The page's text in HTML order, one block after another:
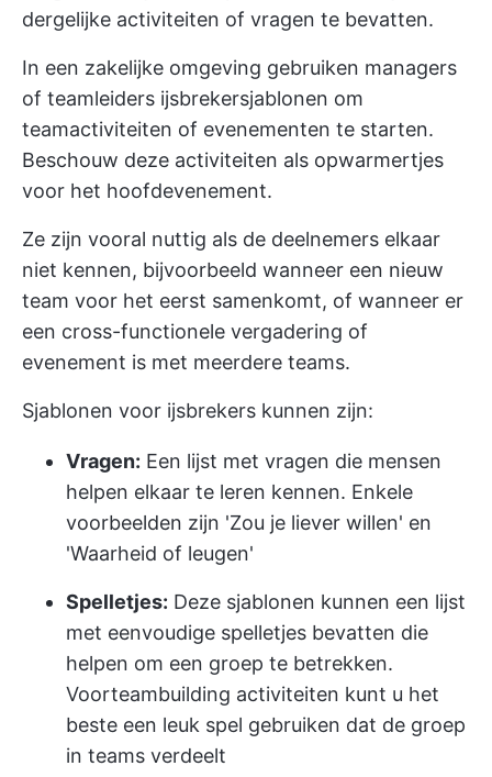
dergelijke activiteiten of vragen te bevatten.
In een zakelijke omgeving gebruiken managers
of teamleiders ijsbrekersjablonen om
teamactiviteiten of evenementen te starten.
Beschouw deze activiteiten als opwarmertjes
voor het hoofdevenement.
Ze zijn vooral nuttig als de deelnemers elkaar
niet kennen, bijvoorbeeld wanneer een nieuw
team voor het eerst samenkomt, of wanneer er
een cross-functionele vergadering of
evenement is met meerdere teams.
Sjablonen voor ijsbrekers kunnen zijn:
Vragen: Een lijst met vragen die mensen
helpen elkaar te leren kennen. Enkele
voorbeelden zijn 'Zou je liever willen' en
'Waarheid of leugen'
Spelletjes: Deze sjablonen kunnen een lijst
met eenvoudige spelletjes bevatten die
helpen om een groep te betrekken.
Voorteambuilding activiteiten kunt u het
beste een leuk spel gebruiken dat de groep
in teams verdeelt